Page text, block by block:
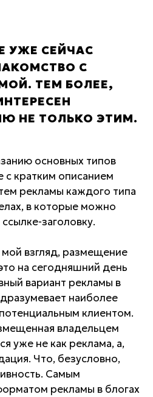
УЖЕ СЕЙЧАС
С
ТЕМ БОЛЕЕ,
НЕ ТОЛЬКО ЭТИМ.
основных типов
с кратким описанием
рекламы каждого типа
в которые можно
заголовку.
мой взгляд, размещение
на сегодняшний день
вариант рекламы в
наиболее
клиентом.
владельцем
уже не как реклама, а,
Что, безусловно,
Самым
рекламы в блогах